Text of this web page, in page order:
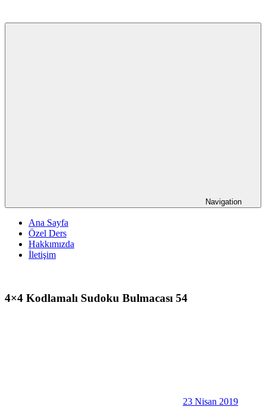
Navigation
Ana Sayfa
Özel Ders
Hakkımızda
İletişim
4×4 Kodlamalı Sudoku Bulmacası 54
23 Nisan 2019